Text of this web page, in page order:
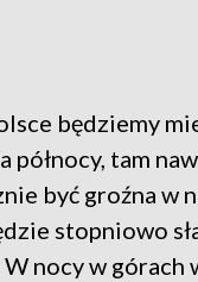
będziemy
północy, tam
być groźna w
stopniowo
nocy w